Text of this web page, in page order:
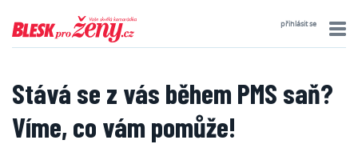
přihlásit se
Stává se z vás během PMS saň?
Víme, co vám pomůže!